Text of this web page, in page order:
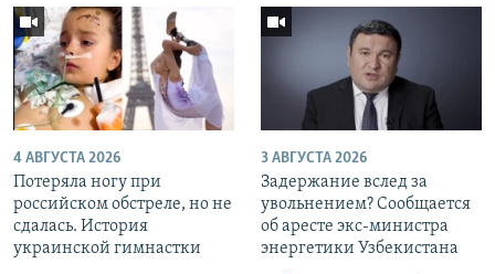
4 АВГУСТА 2026
Потеряла ногу при
российском обстреле, но не
сдалась. История
украинской гимнастки
3 АВГУСТА 2026
Задержание вслед за
увольнением? Сообщается
об аресте экс-министра
энергетики Узбекистана